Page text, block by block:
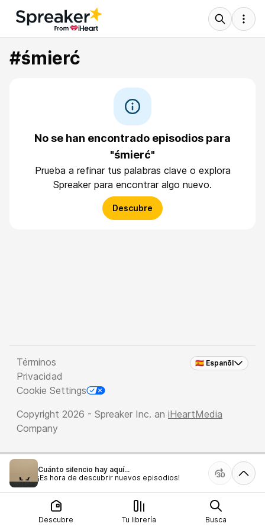
#śmierć
No se han encontrado episodios para
"śmierć"
Prueba a refinar tus palabras clave o explora
Spreaker para encontrar algo nuevo.
Descubre
🇪🇸 Espanõl
Términos
Privacidad
Cookie Settings
Copyright 2026 - Spreaker Inc. an iHeartMedia
Company
Cuánto silencio hay aquí...
¡Es hora de descubrir nuevos episodios!
Descubre Tu librería Busca